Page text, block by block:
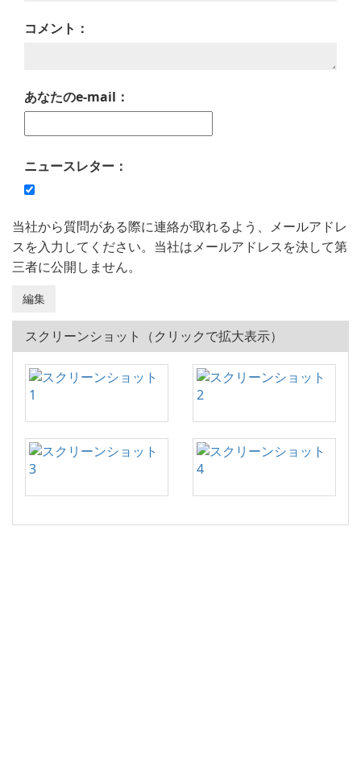
コメント：
あなたのe-mail：
ニュースレター：
当社から質問がある際に連絡が取れるよう、メールアドレ
スを入力してください。当社はメールアドレスを決して第
三者に公開しません。
スクリーンショット（クリックで拡大表示）